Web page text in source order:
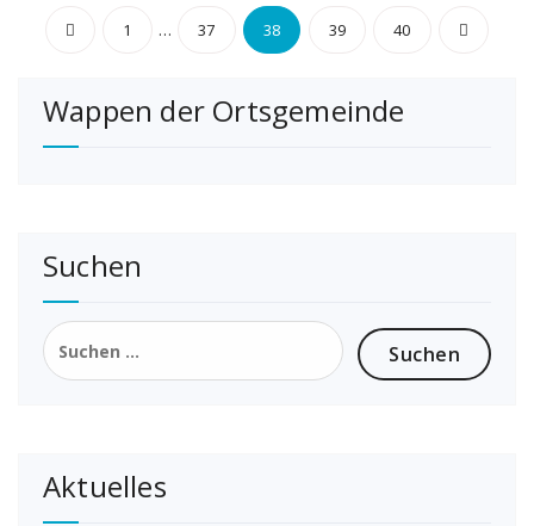
Seitennummerierung
Beiträge
1 … 37 38 39 40
Wappen der Ortsgemeinde
Suchen
Suchen
nach:
Aktuelles